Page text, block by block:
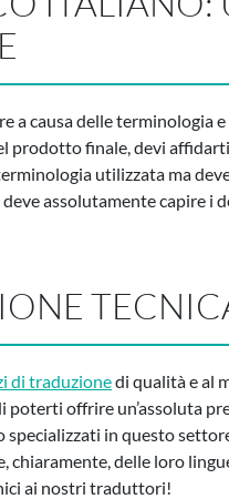
causa delle terminologia
prodotto finale, devi
utilizzata ma
assolutamente capire
di traduzionedi qualità e al
poterti offrire un’assoluta
in questo
delle loro
ai nostri traduttori!